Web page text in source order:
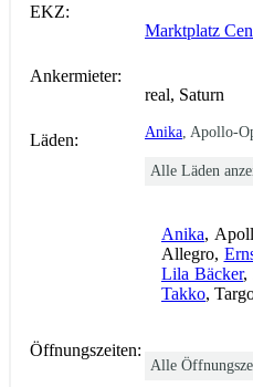
EKZ:
Marktplatz
Ankermieter:
real, Saturn
Läden: Anika , Apollo-
Alle Läden
Anika,
Allegro,
Lila Bäcker,
Takko,
Öffnungszeiten:
Alle